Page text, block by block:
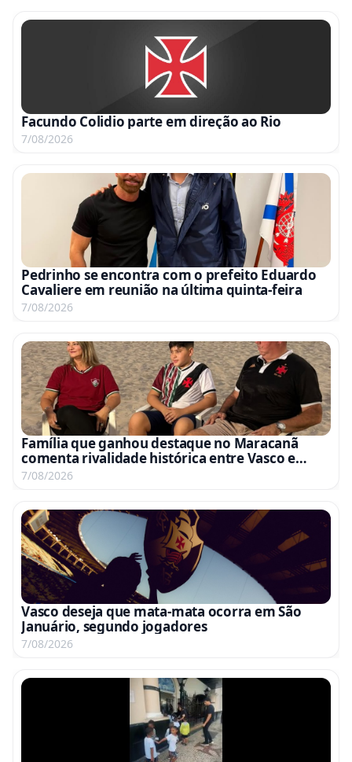
Facundo Colidio parte em direção ao Rio
7/08/2026
Pedrinho se encontra com o prefeito Eduardo
Cavaliere em reunião na última quinta-feira
7/08/2026
Família que ganhou destaque no Maracanã
comenta rivalidade histórica entre Vasco e
Fluminense
7/08/2026
Vasco deseja que mata-mata ocorra em São
Januário, segundo jogadores
7/08/2026